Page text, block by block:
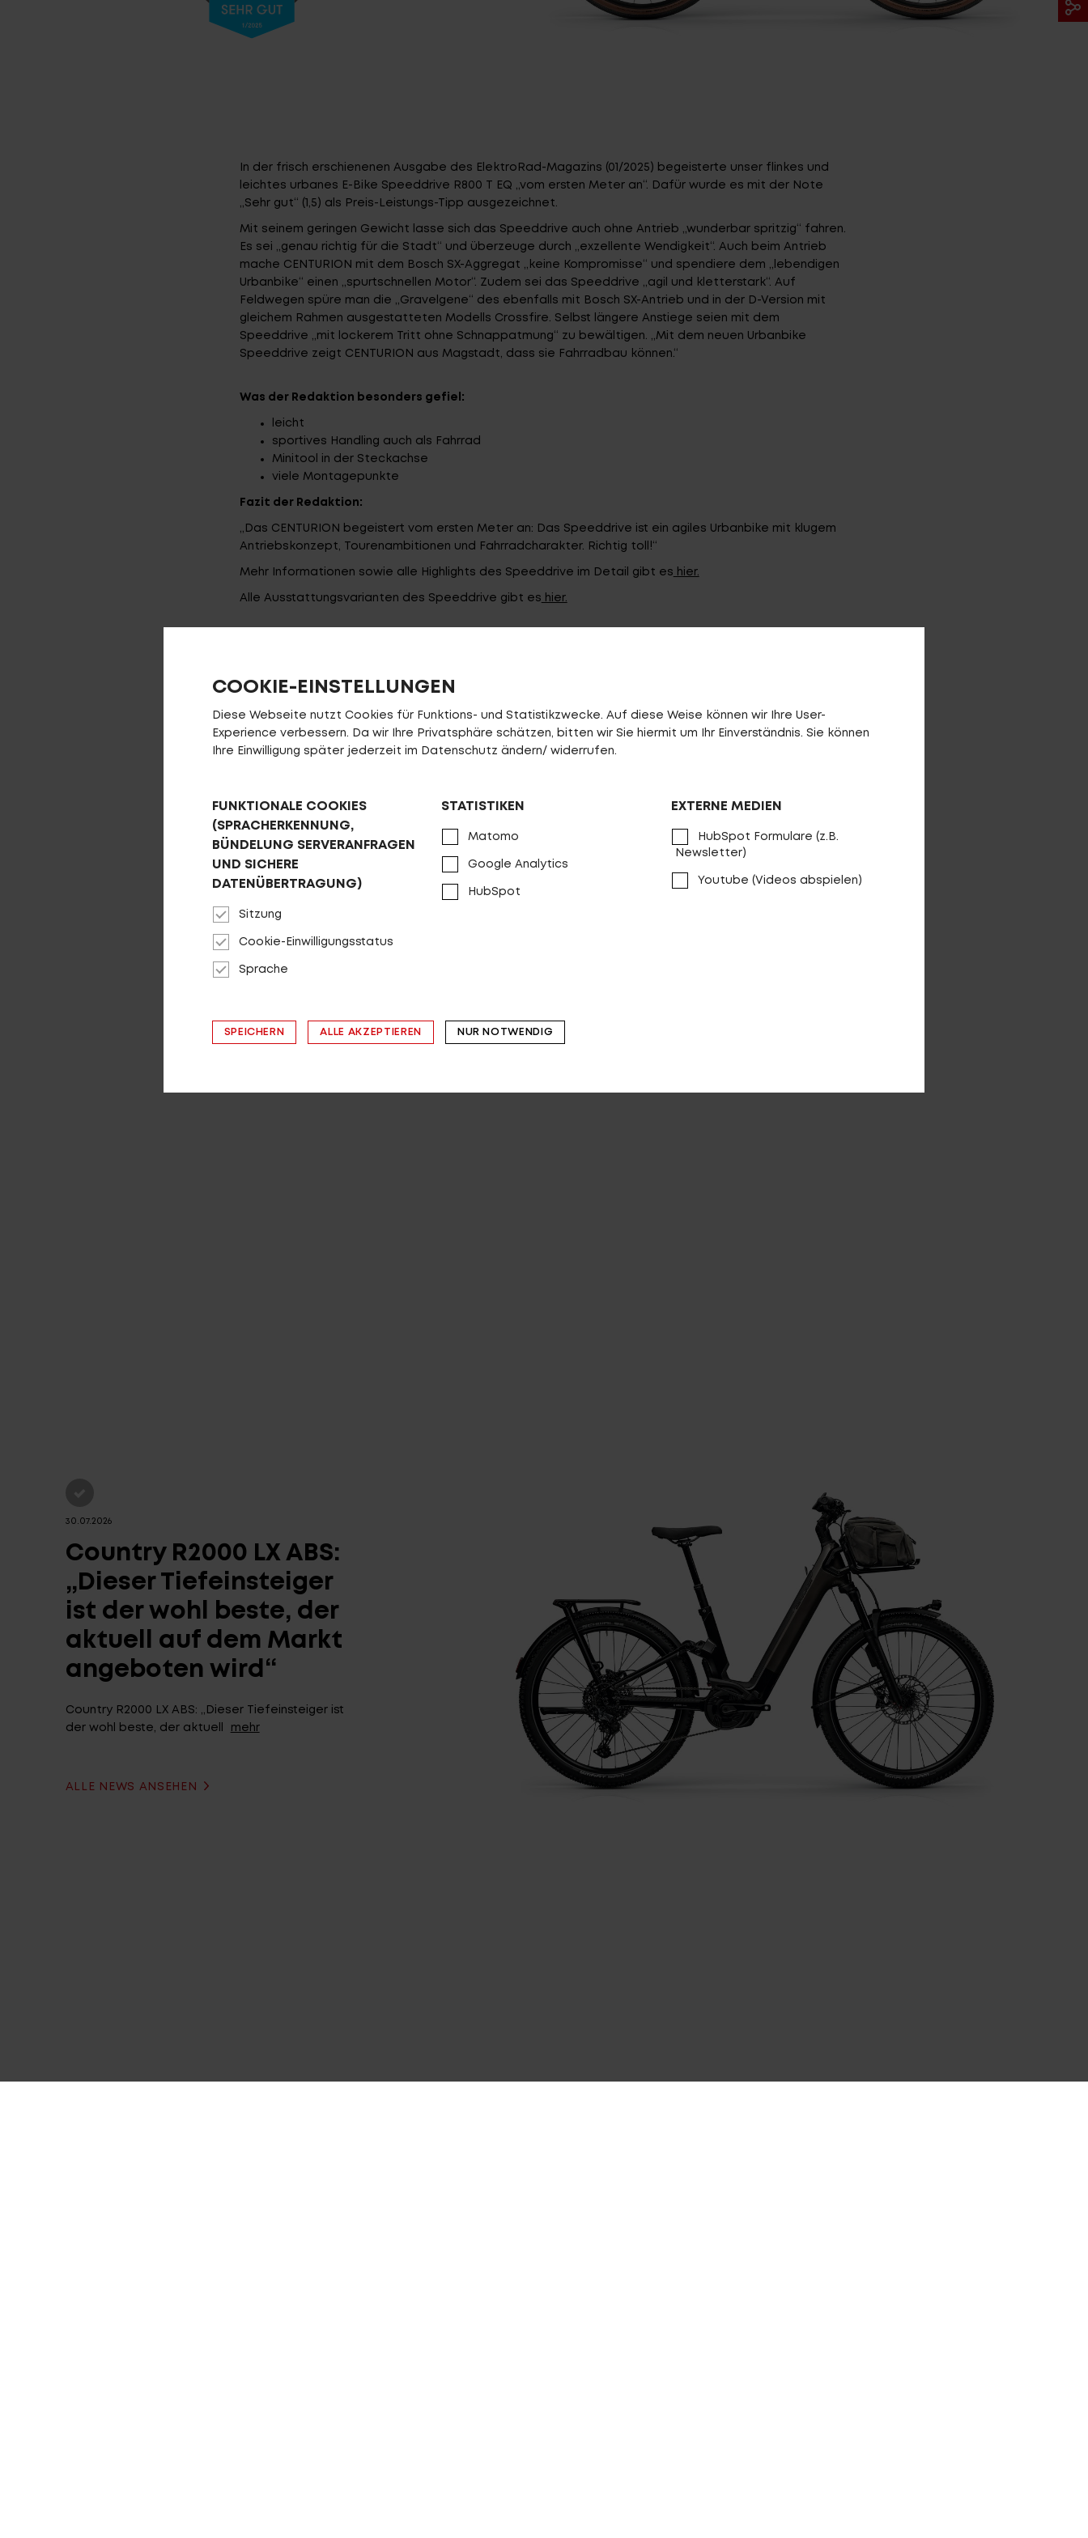
In der frisch erschienenen Ausgabe des ElektroRad-Magazins (01/2025) begeisterte unser flinkes und
leichtes urbanes E-Bike Speeddrive R800 T EQ „vom ersten Meter an“. Dafür wurde es mit der Note
„Sehr gut“ (1,5) als Preis-Leistungs-Tipp ausgezeichnet.
Mit seinem geringen Gewicht lasse sich das Speeddrive auch ohne Antrieb „wunderbar spritzig“ fahren.
Es sei „genau richtig für die Stadt“ und überzeuge durch „exzellente Wendigkeit“. Auch beim Antrieb
mache CENTURION mit dem Bosch SX-Aggregat „keine Kompromisse“ und spendiere dem „lebendigen
Urbanbike“ einen „spurtschnellen Motor“. Zudem sei das Speeddrive „agil und kletterstark“. Auf
Feldwegen spüre man die „Gravelgene“ des ebenfalls mit Bosch SX-Antrieb und in der D-Version mit
gleichem Rahmen ausgestatteten Modells Crossfire. Selbst längere Anstiege seien mit dem
Speeddrive „mit lockerem Tritt ohne Schnappatmung“ zu bewältigen. „Mit dem neuen Urbanbike
Speeddrive zeigt CENTURION aus Magstadt, dass sie Fahrradbau können.“
Was der Redaktion besonders gefiel:
leicht
sportives Handling auch als Fahrrad
Minitool in der Steckachse
viele Montagepunkte
Fazit der Redaktion:
„Das CENTURION begeistert vom ersten Meter an: Das Speeddrive ist ein agiles Urbanbike mit klugem
Antriebskonzept, Tourenambitionen und Fahrradcharakter. Richtig toll!“
Mehr Informationen sowie alle Highlights des Speeddrive im Detail gibt es hier.
Alle Ausstattungsvarianten des Speeddrive gibt es hier.
30.07.2026
Country R2000 LX ABS:
„Dieser Tiefeinsteiger
ist der wohl beste, der
aktuell auf dem Markt
angeboten wird“
Country R2000 LX ABS: „Dieser Tiefeinsteiger ist
der wohl beste, der aktuell
mehr
ALLE NEWS ANSEHEN
COOKIE-EINSTELLUNGEN
Diese Webseite nutzt Cookies für Funktions- und Statistikzwecke. Auf diese Weise können wir Ihre User-
Experience verbessern. Da wir Ihre Privatsphäre schätzen, bitten wir Sie hiermit um Ihr Einverständnis. Sie können
Ihre Einwilligung später jederzeit im Datenschutz ändern/ widerrufen.
FUNKTIONALE COOKIES
(SPRACHERKENNUNG,
BÜNDELUNG SERVERANFRAGEN
UND SICHERE
DATENÜBERTRAGUNG)
Sitzung
Cookie-Einwilligungsstatus
Sprache
STATISTIKEN
Matomo
Google Analytics
HubSpot
EXTERNE MEDIEN
HubSpot Formulare (z.B.
Newsletter)
Youtube (Videos abspielen)
SPEICHERN ALLE AKZEPTIEREN NUR NOTWENDIG